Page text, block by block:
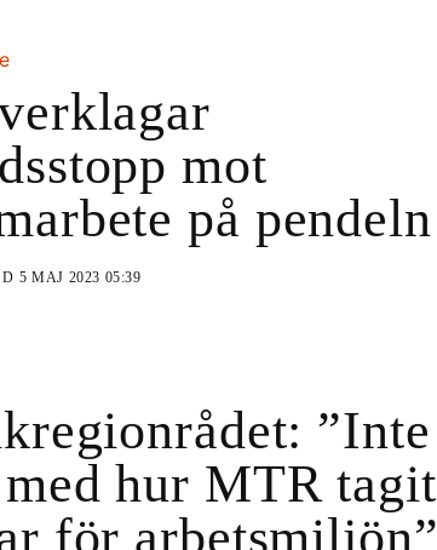
mot
på pendeln
5 MAJ 2023 05:39
”Inte
hur MTR tagit
för arbetsmiljön”